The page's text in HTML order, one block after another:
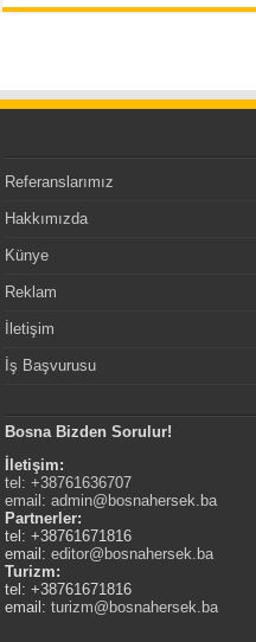
Referanslarımız
Hakkımızda
Künye
Reklam
İletişim
İş Başvurusu
Bosna Bizden Sorulur!
İletişim:
tel: +38761636707
email:admin@bosnahersek.ba
Partnerler:
tel: +38761671816
email:editor@bosnahersek.ba
Turizm:
tel: +38761671816
email:turizm@bosnahersek.ba